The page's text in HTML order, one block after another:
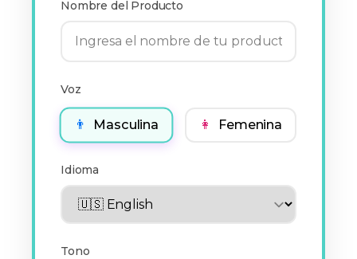
Nombre del Producto
Voz
👨 Masculina 👩 Femenina
Idioma
Tono